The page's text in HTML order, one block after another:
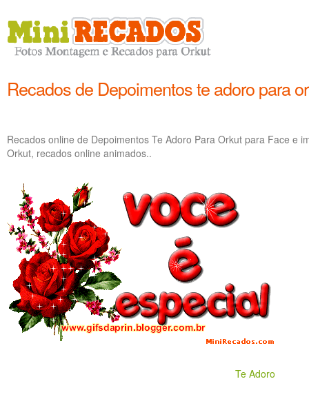
Recados de Depoimentos te adoro para
Recados online de Depoimentos Te Adoro Para Orkut para Face e
Orkut, recados online animados..
Te Adoro